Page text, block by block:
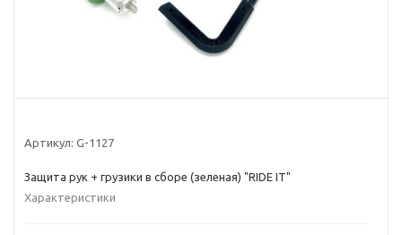
Артикул: G-1127
Защита рук + грузики в сборе (зеленая) "RIDE IT"
Характеристики